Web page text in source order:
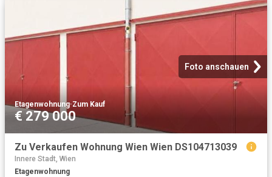
Foto anschauen
Etagenwohnung·Zum Kauf
€ 279 000
Zu Verkaufen Wohnung Wien Wien DS104713039
Innere Stadt, Wien
Etagenwohnung